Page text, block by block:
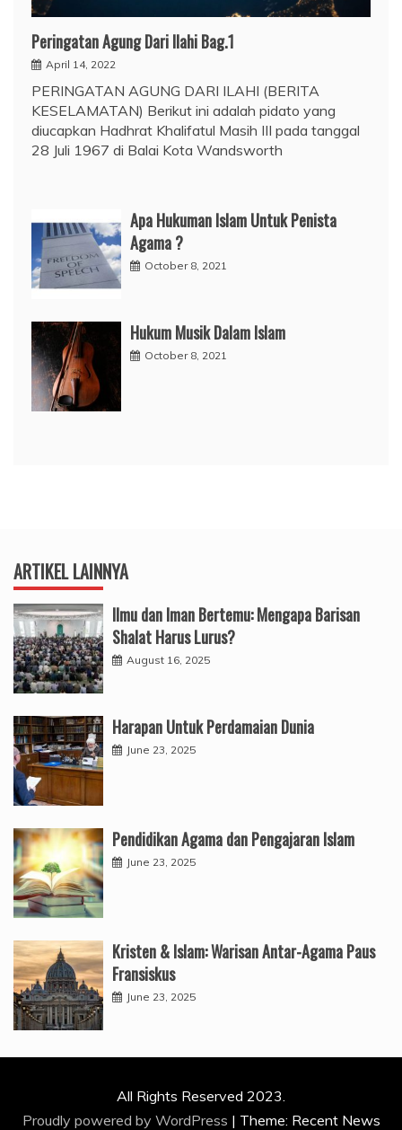
Peringatan Agung Dari Ilahi Bag.1
April 14, 2022
PERINGATAN AGUNG DARI ILAHI (BERITA
KESELAMATAN) Berikut ini adalah pidato yang
diucapkan Hadhrat Khalifatul Masih III pada tanggal
28 Juli 1967 di Balai Kota Wandsworth
Apa Hukuman Islam Untuk Penista
Agama ?
October 8, 2021
Hukum Musik Dalam Islam
October 8, 2021
ARTIKEL LAINNYA
Ilmu dan Iman Bertemu: Mengapa Barisan
Shalat Harus Lurus?
August 16, 2025
Harapan Untuk Perdamaian Dunia
June 23, 2025
Pendidikan Agama dan Pengajaran Islam
June 23, 2025
Kristen & Islam: Warisan Antar-Agama Paus
Fransiskus
June 23, 2025
All Rights Reserved 2023.
Proudly powered by WordPress | Theme: Recent News